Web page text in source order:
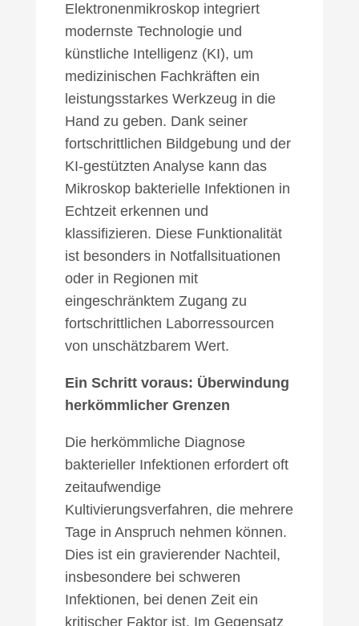
Elektronenmikroskop integriert
modernste Technologie und
künstliche Intelligenz (KI), um
medizinischen Fachkräften ein
leistungsstarkes Werkzeug in die
Hand zu geben. Dank seiner
fortschrittlichen Bildgebung und der
KI-gestützten Analyse kann das
Mikroskop bakterielle Infektionen in
Echtzeit erkennen und
klassifizieren. Diese Funktionalität
ist besonders in Notfallsituationen
oder in Regionen mit
eingeschränktem Zugang zu
fortschrittlichen Laborressourcen
von unschätzbarem Wert.
Ein Schritt voraus: Überwindung
herkömmlicher Grenzen
Die herkömmliche Diagnose
bakterieller Infektionen erfordert oft
zeitaufwendige
Kultivierungsverfahren, die mehrere
Tage in Anspruch nehmen können.
Dies ist ein gravierender Nachteil,
insbesondere bei schweren
Infektionen, bei denen Zeit ein
kritischer Faktor ist. Im Gegensatz